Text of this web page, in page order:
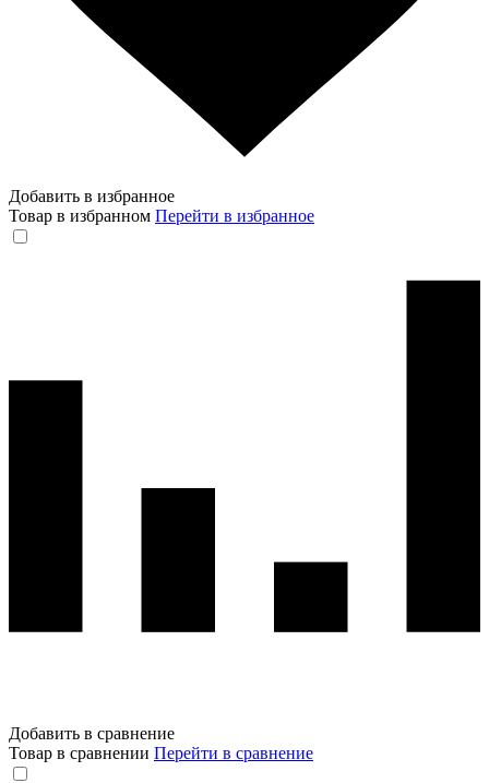
Добавить в избранное
Товар в избранном Перейти в избранное
Добавить в сравнение
Товар в сравнении Перейти в сравнение